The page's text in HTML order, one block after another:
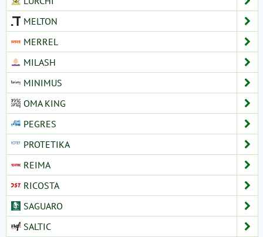
MELTON
MERREL
MILASH
MINIMUS
OMA KING
PEGRES
PROTETIKA
REIMA
RICOSTA
SAGUARO
SALTIC